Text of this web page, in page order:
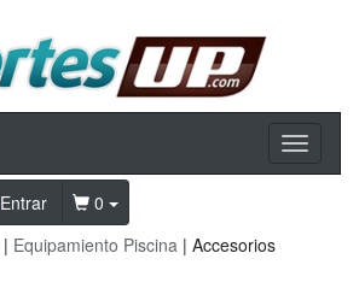
Toggle
Entrar
0
| Equipamiento Piscina | Accesorios